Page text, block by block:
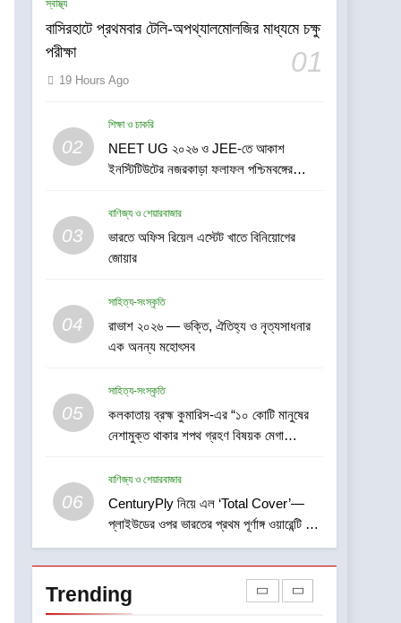
স্বাস্থ্য
বাসিরহাটে প্রথমবার টেলি-অপথ্যালমোলজির মাধ্যমে চক্ষু
পরীক্ষা
01
19 Hours Ago
02
শিক্ষা ও চাকরি
NEET UG ২০২৬ ও JEE-তে আকাশ
ইনস্টিটিউটের নজরকাড়া ফলাফল পশ্চিমবঙ্গের
03
বাণিজ্য ও শেয়ারবাজার
ভারতে অফিস রিয়েল এস্টেট খাতে বিনিয়োগের
জোয়ার
04
সাহিত্য-সংস্কৃতি
রাভাশ ২০২৬ — ভক্তি, ঐতিহ্য ও নৃত্যসাধনার
এক অনন্য মহোৎসব
05
সাহিত্য-সংস্কৃতি
কলকাতায় ব্রহ্ম কুমারিস-এর “১০ কোটি মানুষের
নেশামুক্ত থাকার শপথ গ্রহণ বিষয়ক মেগা
06
বাণিজ্য ও শেয়ারবাজার
CenturyPly নিয়ে এল ‘Total Cover’—
প্লাইউডের ওপর ভারতের প্রথম পূর্ণাঙ্গ ওয়ারেন্টি যা
আসবাবপত্র তৈরির সম্পূর্ণ খরচ পুষিয়ে দেয়
Trending
কলকাতায় ব্রহ্ম কুমারিস-এর “১০
কোটি মানুষের নেশামুক্ত থাকার
ক্যাম্পেইন”-এর সূচনা
6
ভারতের প্রথম পূর্ণাঙ্গ ওয়ারেন্টি যা
আসবাবপত্র তৈরির সম্পূর্ণ খরচ
পুষিয়ে দেয়
বাণিজ্য ও শেয়ারবাজার
7
করল বি. সরকার জহুরী
দাবাড়ুদের সম্বর্ধনা দিলো ডিব্যেন্দু
বারুয়া চেস একাডেমি
খেলা
1
বাসিরহাটে প্রথমবার টেলি-
অপথ্যালমোলজির মাধ্যমে চক্ষু